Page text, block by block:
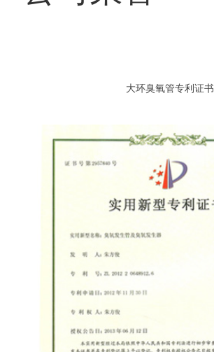
大环臭氧管专利证书